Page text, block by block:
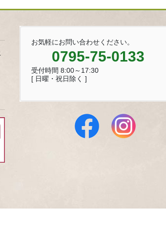
お気軽にお問い合わせください。
0795-75-0133
受付時間 8:00～17:30
[ 日曜・祝日除く ]